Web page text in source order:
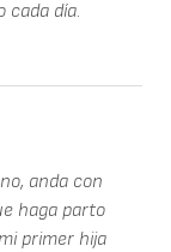
cada día.
anda con
haga parto
primer hija